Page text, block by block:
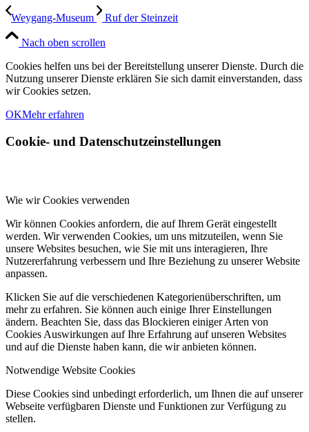
Weygang-Museum Ruf der Steinzeit
Nach oben scrollen
Cookies helfen uns bei der Bereitstellung unserer Dienste. Durch die
Nutzung unserer Dienste erklären Sie sich damit einverstanden, dass
wir Cookies setzen.
OKMehr erfahren
Cookie- und Datenschutzeinstellungen
Wie wir Cookies verwenden
Wir können Cookies anfordern, die auf Ihrem Gerät eingestellt
werden. Wir verwenden Cookies, um uns mitzuteilen, wenn Sie
unsere Websites besuchen, wie Sie mit uns interagieren, Ihre
Nutzererfahrung verbessern und Ihre Beziehung zu unserer Website
anpassen.
Klicken Sie auf die verschiedenen Kategorienüberschriften, um
mehr zu erfahren. Sie können auch einige Ihrer Einstellungen
ändern. Beachten Sie, dass das Blockieren einiger Arten von
Cookies Auswirkungen auf Ihre Erfahrung auf unseren Websites
und auf die Dienste haben kann, die wir anbieten können.
Notwendige Website Cookies
Diese Cookies sind unbedingt erforderlich, um Ihnen die auf unserer
Webseite verfügbaren Dienste und Funktionen zur Verfügung zu
stellen.